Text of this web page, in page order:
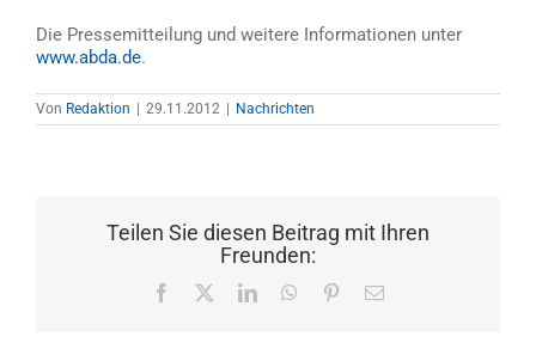
Die Pressemitteilung und weitere Informationen unter
www.abda.de.
Von Redaktion | 29.11.2012 | Nachrichten
Teilen Sie diesen Beitrag mit Ihren
Freunden:
Facebook LinkedInWhatsApp
Pinterest
E-